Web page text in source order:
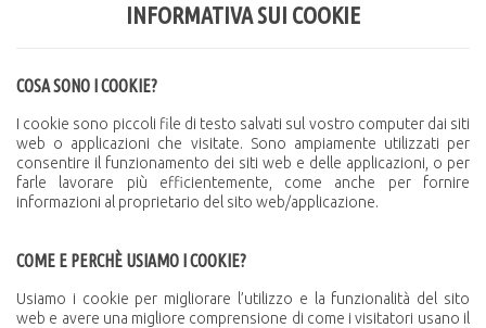
INFORMATIVA SUI COOKIE
COSA SONO I COOKIE?
I cookie sono piccoli file di testo salvati sul vostro computer dai siti
web o applicazioni che visitate. Sono ampiamente utilizzati per
consentire il funzionamento dei siti web e delle applicazioni, o per
farle lavorare più efficientemente, come anche per fornire
informazioni al proprietario del sito web/applicazione.
COME E PERCHÈ USIAMO I COOKIE?
Usiamo i cookie per migliorare l’utilizzo e la funzionalità del sito
web e avere una migliore comprensione di come i visitatori usano il